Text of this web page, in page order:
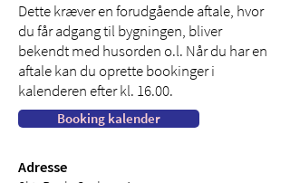
Dette kræver en forudgående aftale, hvor
du får adgang til bygningen, bliver
bekendt med husorden o.l. Når du har en
aftale kan du oprette bookinger i
kalenderen efter kl. 16.00.
Booking kalender
Adresse